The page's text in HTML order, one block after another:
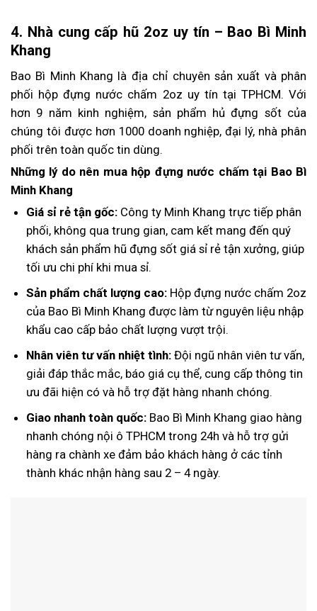
4. Nhà cung cấp hũ 2oz uy tín – Bao Bì Minh
Khang
Bao Bì Minh Khang là địa chỉ chuyên sản xuất và phân
phối hộp đựng nước chấm 2oz uy tín tại TPHCM. Với
hơn 9 năm kinh nghiệm, sản phẩm hủ đựng sốt của
chúng tôi được hơn 1000 doanh nghiệp, đại lý, nhà phân
phối trên toàn quốc tin dùng.
Những lý do nên mua hộp đựng nước chấm tại Bao Bì
Minh Khang
Giá sỉ rẻ tận gốc:Công ty Minh Khang trực tiếp phân
phối, không qua trung gian, cam kết mang đến quý
khách sản phẩm hũ đựng sốt giá sỉ rẻ tận xưởng, giúp
tối ưu chi phí khi mua sỉ.
Sản phẩm chất lượng cao:Hộp đựng nước chấm 2oz
của Bao Bì Minh Khang được làm từ nguyên liệu nhập
khẩu cao cấp bảo chất lượng vượt trội.
Nhân viên tư vấn nhiệt tình:Đội ngũ nhân viên tư vấn,
giải đáp thắc mắc, báo giá cụ thể, cung cấp thông tin
ưu đãi hiện có và hỗ trợ đặt hàng nhanh chóng.
Giao nhanh toàn quốc:Bao Bì Minh Khang giao hàng
nhanh chóng nội ô TPHCM trong 24h và hỗ trợ gửi
hàng ra chành xe đảm bảo khách hàng ở các tỉnh
thành khác nhận hàng sau 2 – 4 ngày.